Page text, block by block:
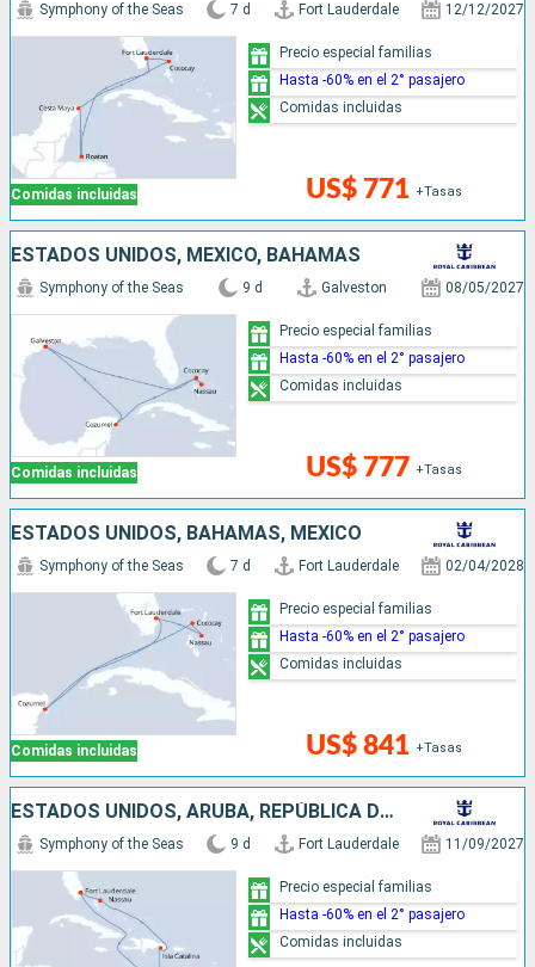
Comidas incluidas
Symphony of the Seas 7 d Fort Lauderdale 12/12/2027
US$ 771 +Tasas
Precio especial familias
Hasta -60% en el 2° pasajero
Comidas incluidas
ESTADOS UNIDOS, MÉXICO, BAHAMAS
Comidas incluidas
Symphony of the Seas 9 d Galveston 08/05/2027
US$ 777 +Tasas
Precio especial familias
Hasta -60% en el 2° pasajero
Comidas incluidas
ESTADOS UNIDOS, BAHAMAS, MÉXICO
Comidas incluidas
Symphony of the Seas 7 d Fort Lauderdale 02/04/2028
US$ 841 +Tasas
Precio especial familias
Hasta -60% en el 2° pasajero
Comidas incluidas
ESTADOS UNIDOS, ARUBA, REPÚBLICA DOMINICANA, BAHAMAS
Symphony of the Seas 9 d Fort Lauderdale 11/09/2027
Precio especial familias
Hasta -60% en el 2° pasajero
Comidas incluidas